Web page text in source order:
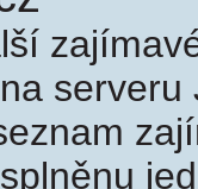
serveru